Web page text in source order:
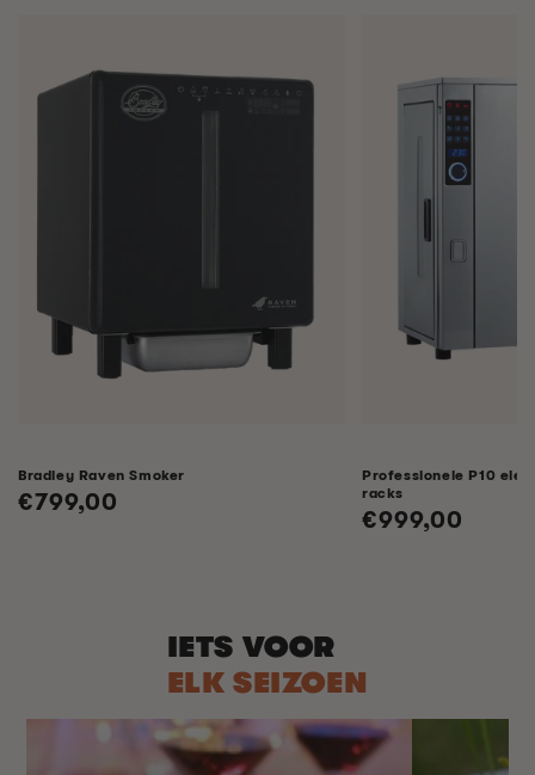
Bradley Raven Smoker
Normale
€799,00
Professionele P10
racks
Normale
€999,00
IETS VOOR
ELK SEIZOEN